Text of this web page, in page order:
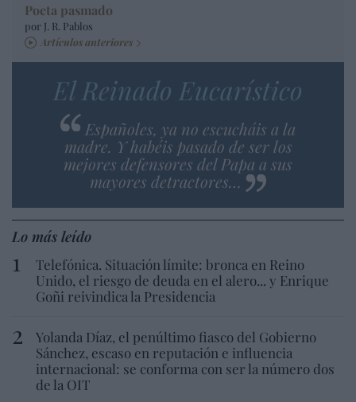
Poeta pasmado
por J. R. Pablos
Artículos anteriores
El Reinado Eucarístico
Españoles, ya no escucháis a la
madre. Y habéis pasado de ser los
mejores defensores del Papa a sus
mayores detractores…
Lo más leído
Telefónica. Situación límite: bronca en Reino
Unido, el riesgo de deuda en el alero... y Enrique
Goñi reivindica la Presidencia
Yolanda Díaz, el penúltimo fiasco del Gobierno
Sánchez, escaso en reputación e influencia
internacional: se conforma con ser la número dos
de la OIT